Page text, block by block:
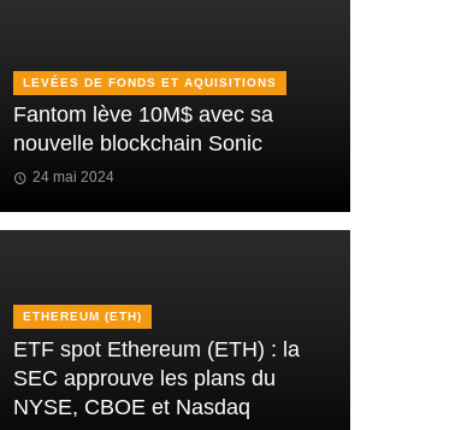
LEVÉES DE FONDS ET AQUISITIONS
Fantom lève 10M$ avec sa
nouvelle blockchain Sonic
24 mai 2024
ETHEREUM (ETH)
ETF spot Ethereum (ETH) : la
SEC approuve les plans du
NYSE, CBOE et Nasdaq